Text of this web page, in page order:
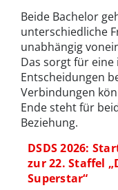
Beide Bachelor
unterschiedliche
unabhängig
Das sorgt für
Entscheidungen
Verbindungen
Ende steht für
Beziehung.
DSDS 2026:
zur 22. Staffel
Superstar“